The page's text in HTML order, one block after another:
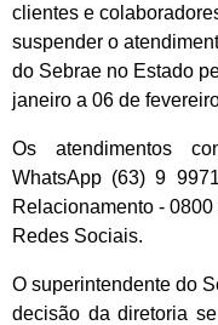
clientes e
suspender o
do Sebrae no Estado
janeiro a 06 de
Os atendimentos
WhatsApp (63) 9
Relacionamento -
Redes Sociais.
O superintendente do
decisão da diretoria